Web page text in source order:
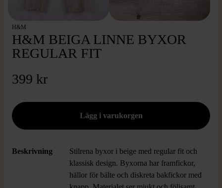
H&M
H&M BEIGA LINNE BYXOR
REGULAR FIT
399 kr
Beskrivning
Stilrena byxor i beige med regular fit och
klassisk design. Byxorna har framfickor,
hällor för bälte och diskreta bakfickor med